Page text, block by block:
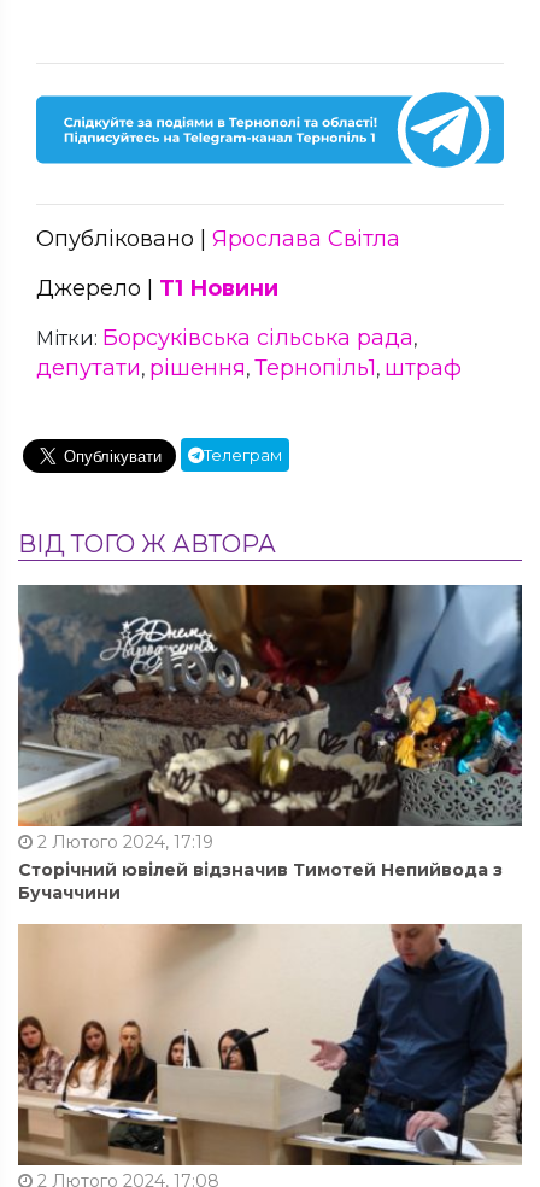
Опубліковано | Ярослава Світла
Джерело | Т1 Новини
Мітки: Борсуківська сільська рада,
депутати, рішення, Тернопіль1, штраф
Телеграм
ВІД ТОГО Ж АВТОРА
2 Лютого 2024, 17:19
Сторічний ювілей відзначив Тимотей Непийвода з
Бучаччини
2 Лютого 2024, 17:08